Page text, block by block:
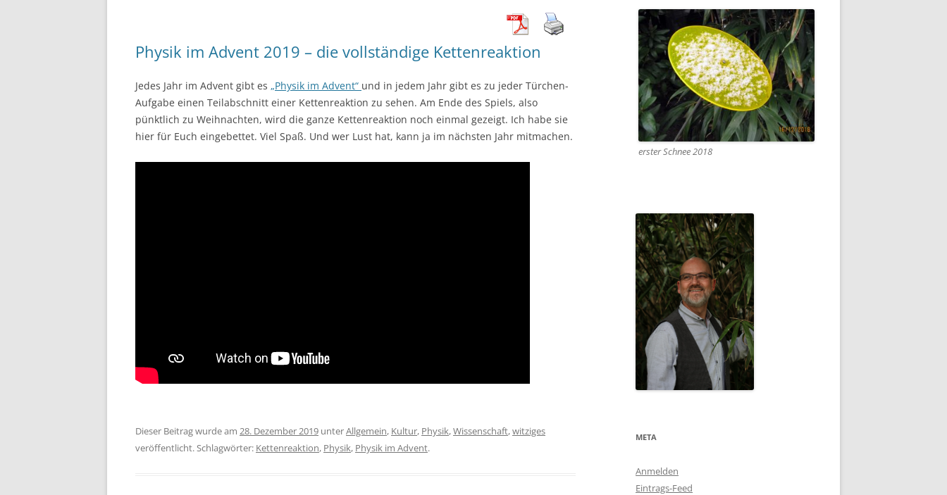
Physik im Advent 2019 – die vollständige Kettenreaktion
Jedes Jahr im Advent gibt es „Physik im Advent“ und in jedem Jahr gibt es zu jeder Türchen-
Aufgabe einen Teilabschnitt einer Kettenreaktion zu sehen. Am Ende des Spiels, also
pünktlich zu Weihnachten, wird die ganze Kettenreaktion noch einmal gezeigt. Ich habe sie
hier für Euch eingebettet. Viel Spaß. Und wer Lust hat, kann ja im nächsten Jahr mitmachen.
Dieser Beitrag wurde am 28. Dezember 2019 unterAllgemein, Kultur, Physik,Wissenschaft,witziges
veröffentlicht. Schlagwörter: Kettenreaktion, Physik, Physik im Advent.
erster Schnee 2018
META
Anmelden
Eintrags-Feed